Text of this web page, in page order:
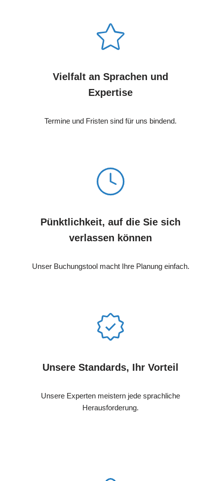
Vielfalt an Sprachen und
Expertise
Termine und Fristen sind für uns bindend.
Pünktlichkeit, auf die Sie sich
verlassen können
Unser Buchungstool macht Ihre Planung einfach.
Unsere Standards, Ihr Vorteil
Unsere Experten meistern jede sprachliche
Herausforderung.